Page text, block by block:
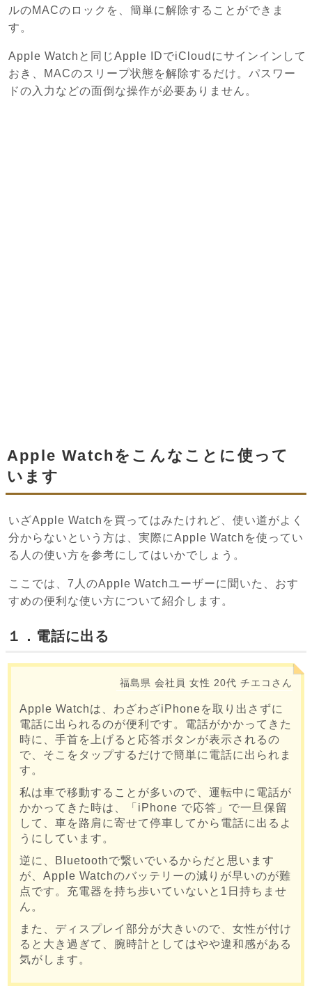
ルのMACのロックを、簡単に解除することができま
す。
Apple Watchと同じApple IDでiCloudにサインインして
おき、MACのスリープ状態を解除するだけ。パスワー
ドの入力などの面倒な操作が必要ありません。
Apple Watchをこんなことに使って
います
いざApple Watchを買ってはみたけれど、使い道がよく
分からないという方は、実際にApple Watchを使ってい
る人の使い方を参考にしてはいかでしょう。
ここでは、7人のApple Watchユーザーに聞いた、おす
すめの便利な使い方について紹介します。
１．電話に出る
チエコさん
20代
女性
会社員
福島県
Apple Watchは、わざわざiPhoneを取り出さずに
電話に出られるのが便利です。電話がかかってきた
時に、手首を上げると応答ボタンが表示されるの
で、そこをタップするだけで簡単に電話に出られま
す。
私は車で移動することが多いので、運転中に電話が
かかってきた時は、「iPhone で応答」で一旦保留
して、車を路肩に寄せて停車してから電話に出るよ
うにしています。
逆に、Bluetoothで繋いでいるからだと思います
が、Apple Watchのバッテリーの減りが早いのが難
点です。充電器を持ち歩いていないと1日持ちませ
ん。
また、ディスプレイ部分が大きいので、女性が付け
ると大き過ぎて、腕時計としてはやや違和感がある
気がします。